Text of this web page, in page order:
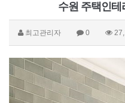
수원 주택인테
최고관리자 0